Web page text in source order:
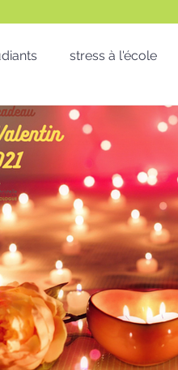
stress à l'école
Bon cadeau RH -
action positive
travail Voeux